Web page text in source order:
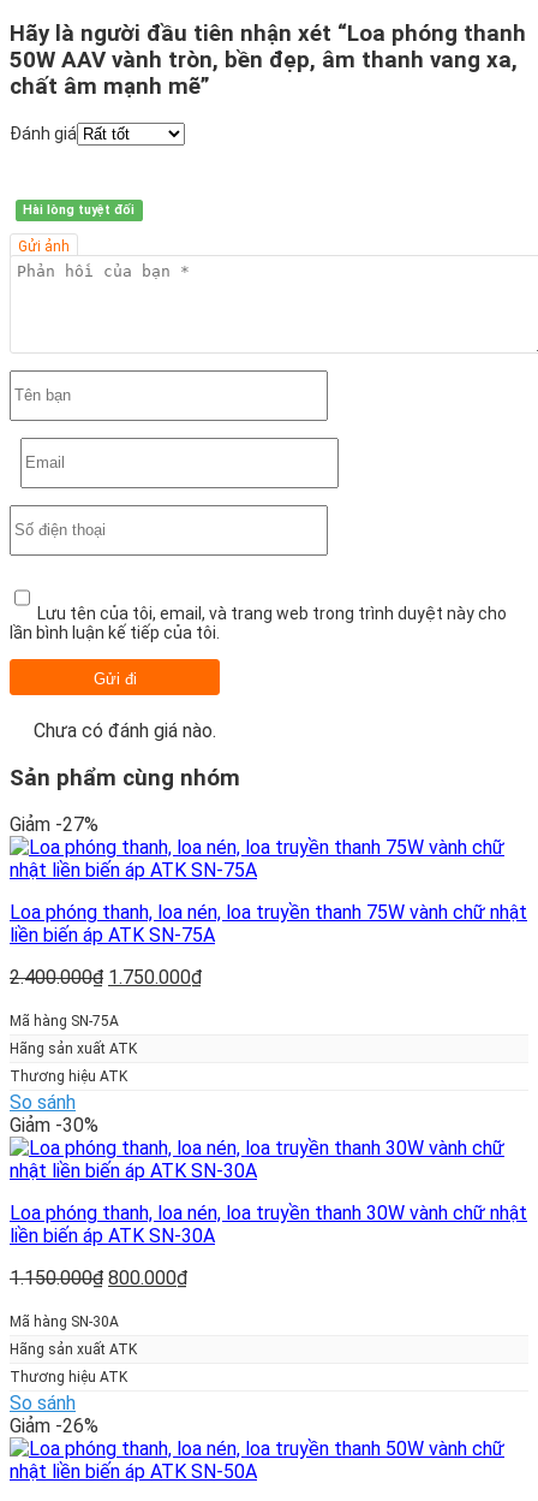
Hãy là người đầu tiên nhận xét “Loa phóng thanh
50W AAV vành tròn, bền đẹp, âm thanh vang xa,
chất âm mạnh mẽ”
Đánh giá
Hài lòng tuyệt đối
Gửi ảnh
Lưu tên của tôi, email, và trang web trong trình duyệt này cho
lần bình luận kế tiếp của tôi.
Chưa có đánh giá nào.
Sản phẩm cùng nhóm
Giảm -27%
Loa phóng thanh, loa nén, loa truyền thanh 75W vành chữ nhật
liền biến áp ATK SN-75A
2.400.000₫ Giá
là:
2.400.000₫.
1.750.000₫Giá
Mã hàng SN-75A
Hãng sản xuất ATK
Thương hiệu ATK
So sánh
Giảm -30%
Loa phóng thanh, loa nén, loa truyền thanh 30W vành chữ nhật
liền biến áp ATK SN-30A
1.150.000₫ Giá
là:
1.150.000₫.
800.000₫Giá
Mã hàng SN-30A
Hãng sản xuất ATK
Thương hiệu ATK
So sánh
Giảm -26%